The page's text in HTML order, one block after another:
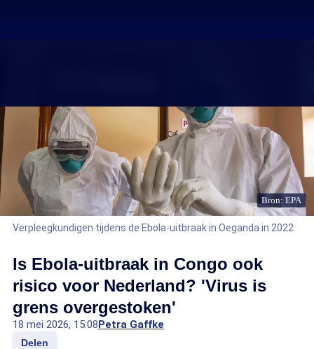
Bron: EPA
Verpleegkundigen tijdens de Ebola-uitbraak in Oeganda in 2022
Is Ebola-uitbraak in Congo ook
risico voor Nederland? 'Virus is
grens overgestoken'
18 mei 2026, 15:08Petra Gaffke
Delen